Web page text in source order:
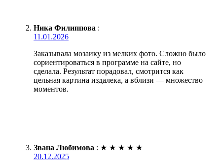
Ника Филиппова :
11.01.2026
Заказывала мозаику из мелких фото. Сложно было
сориентироваться в программе на сайте, но
сделала. Результат порадовал, смотрится как
цельная картина издалека, а вблизи — множество
моментов.
Звана Любимова : ★ ★ ★ ★ ★
20.12.2025